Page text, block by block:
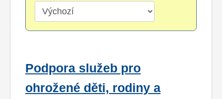
Podpora služeb pro
ohrožené děti, rodiny a